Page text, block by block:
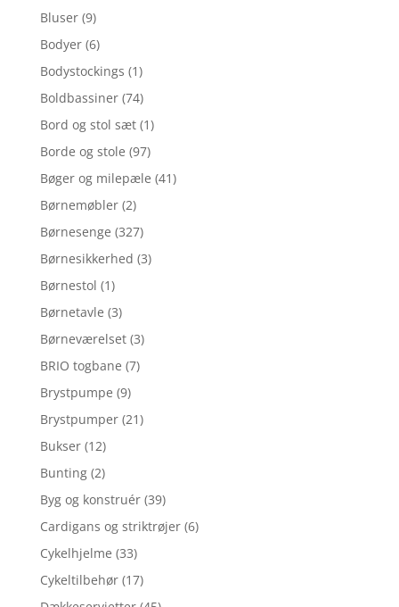
Bluser (9)
Bodyer (6)
Bodystockings (1)
Boldbassiner (74)
Bord og stol sæt (1)
Borde og stole (97)
Bøger og milepæle (41)
Børnemøbler (2)
Børnesenge (327)
Børnesikkerhed (3)
Børnestol (1)
Børnetavle (3)
Børneværelset (3)
BRIO togbane (7)
Brystpumpe (9)
Brystpumper (21)
Bukser (12)
Bunting (2)
Byg og konstruér (39)
Cardigans og striktrøjer (6)
Cykelhjelme (33)
Cykeltilbehør (17)